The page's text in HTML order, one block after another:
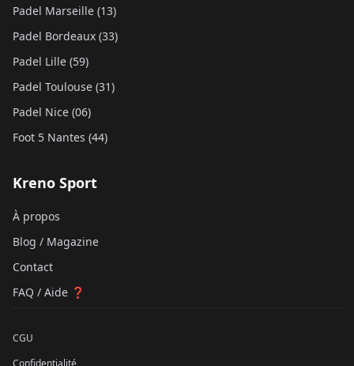
Padel Marseille (13)
Padel Bordeaux (33)
Padel Lille (59)
Padel Toulouse (31)
Padel Nice (06)
Foot 5 Nantes (44)
Kreno Sport
À propos
Blog / Magazine
Contact
FAQ / Aide ❓
CGU